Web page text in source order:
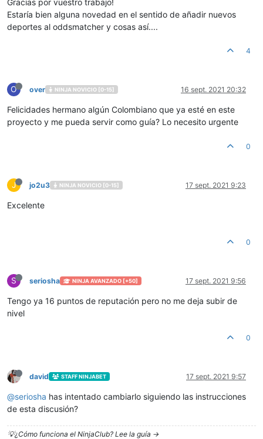
Estaría bien alguna novedad en el sentido de añadir nuevos
deportes al oddsmatcher y cosas así....
4
O over NINJA NOVICIO [0-15] 16 sept. 2021 20:32
Felicidades hermano algún Colombiano que ya esté en este
proyecto y me pueda servir como guía? Lo necesito urgente
0
J jo2u3 NINJA NOVICIO [0-15] 17 sept. 2021 9:23
Excelente
0
S seriosha NINJA AVANZADO [+50] 17 sept. 2021 9:56
Tengo ya 16 puntos de reputación pero no me deja subir de
nivel
0
david STAFF NINJABET 17 sept. 2021 9:57
@seriosha has intentado cambiarlo siguiendo las instrucciones
de esta discusión?
💡¿Cómo funciona el NinjaClub? Lee la guía ->